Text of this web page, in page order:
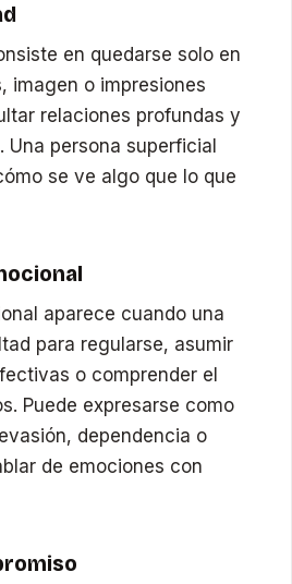
en quedarse solo en
imagen o impresiones
relaciones profundas y
Una persona superficial
se ve algo que lo que
aparece cuando una
para regularse, asumir
o comprender el
Puede expresarse como
dependencia o
de emociones con